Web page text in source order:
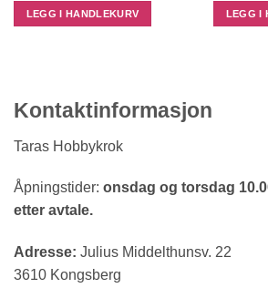
LEGG I HANDLEKURV LEGG I
Kontaktinformasjon
Taras Hobbykrok
Åpningstider: onsdag og torsdag
etter avtale.
Adresse: Julius Middelthunsv. 22
3610 Kongsberg